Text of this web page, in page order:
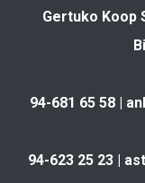
Gertuko Koop
94-681 65 58 |
94-623 25 23 |